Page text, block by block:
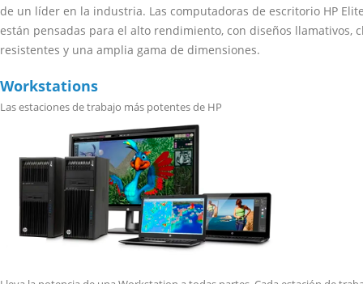
de un líder en la industria. Las computadoras de escritorio HP
están pensadas para el alto rendimiento, con diseños llamativos,
resistentes y una amplia gama de dimensiones.
Workstations
Las estaciones de trabajo más potentes de HP